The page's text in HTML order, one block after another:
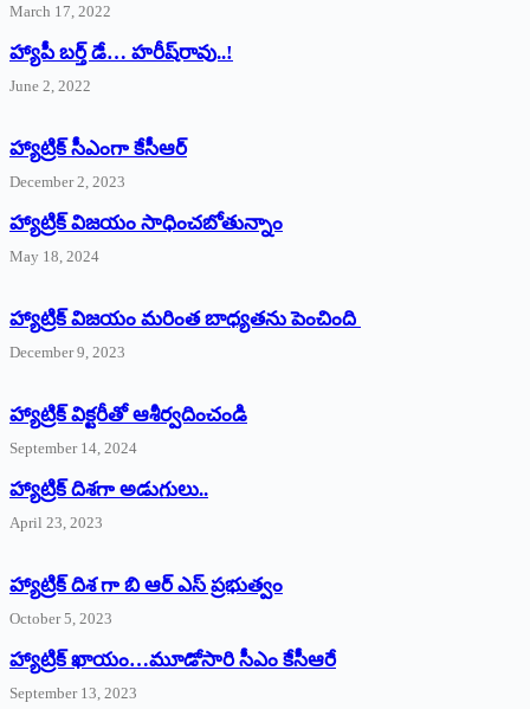
March 17, 2022
హ్యాపీ బర్త్ ‌డే… హరీష్‌రావు..!
June 2, 2022
హ్యాట్రిక్‌ ‌సీఎంగా కేసీఆర్‌
December 2, 2023
హ్యాట్రిక్‌ విజయం సాధించబోతున్నాం
May 18, 2024
హ్యాట్రిక్ విజయం మరింత బాధ్యతను పెంచింది
December 9, 2023
హ్యాట్రిక్‌ ‌విక్టరీతో ఆశీర్వదించండి
September 14, 2024
‌హ్యాట్రిక్‌ ‌దిశగా అడుగులు..
April 23, 2023
హ్యాట్రిక్ దిశ గా బి ఆర్ ఎస్ ప్రభుత్వం
October 5, 2023
హ్యాట్రిక్‌ ‌ఖాయం…మూడోసారి సీఎం కేసీఆరే
September 13, 2023